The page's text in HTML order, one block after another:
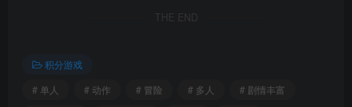
THE END
积分游戏
# 单人
# 动作 # 冒险 # 多人
# 剧情丰富